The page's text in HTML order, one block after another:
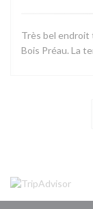
Très bel endroit
Bois Préau. La